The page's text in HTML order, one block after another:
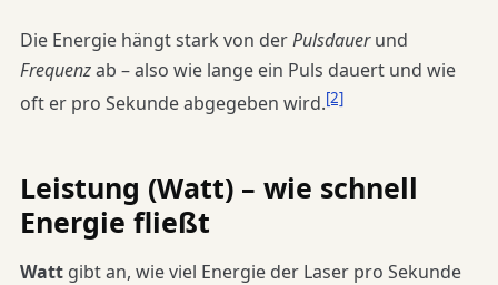
Die Energie hängt stark von derPulsdauerund
Frequenzab – also wie lange ein Puls dauert und wie
oft er pro Sekunde abgegeben wird.[2]
Leistung (Watt) – wie schnell
Energie fließt
Watt gibt an, wie viel Energie der Laser pro Sekunde